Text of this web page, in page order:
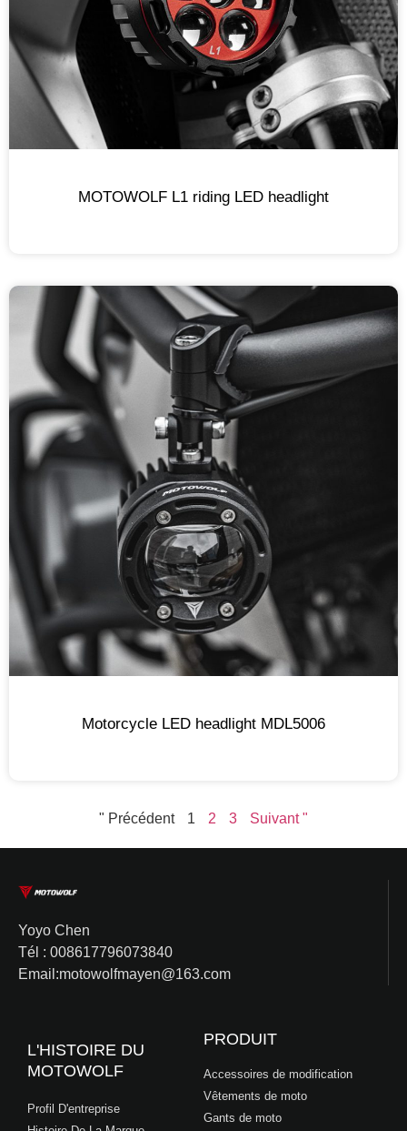
MOTOWOLF L1 riding LED headlight
Motorcycle LED headlight MDL5006
" Précédent 1 2 3 Suivant "
Yoyo Chen
Tél : 008617796073840
Email:motowolfmayen@163.com
L'HISTOIRE DU
MOTOWOLF
Profil D'entreprise
PRODUIT
Accessoires de modification
Vêtements de moto
Gants de moto